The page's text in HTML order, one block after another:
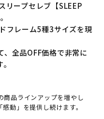
リープセレブ【SLEEP
フレーム5種3サイズを現
、全品OFF価格で非常に
商品ラインアップを増やし
動」を提供し続けます。